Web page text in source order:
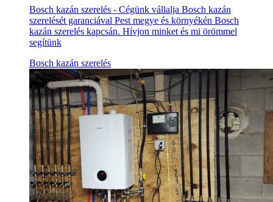
Bosch kazán szerelés - Cégünk vállalja Bosch kazán
szerelését garanciával Pest megye és környékén Bosch
kazán szerelés kapcsán. Hívjon minket és mi örömmel
segítünk
Bosch kazán szerelés